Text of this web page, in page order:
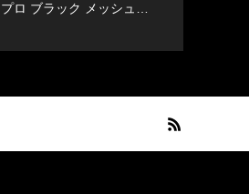
プロ ブラック メッシュク